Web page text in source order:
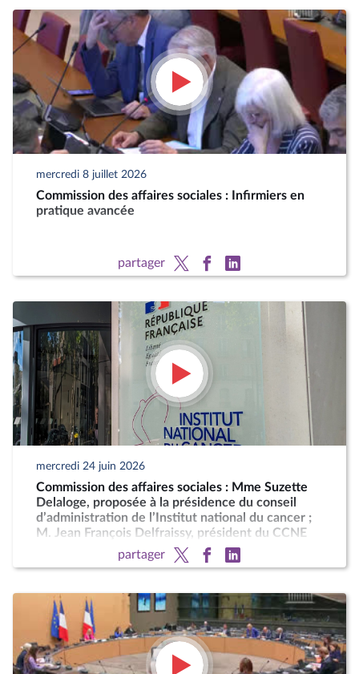
mercredi 8 juillet 2026
Commission des affaires sociales : Infirmiers en
pratique avancée
partager
mercredi 24 juin 2026
Commission des affaires sociales : Mme Suzette
Delaloge, proposée à la présidence du conseil
d’administration de l’Institut national du cancer ;
M. Jean François Delfraissy, président du CCNE
partager